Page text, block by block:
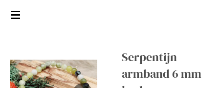
Ga
hoofdinhoud
Serpentijn
armband 6 mm